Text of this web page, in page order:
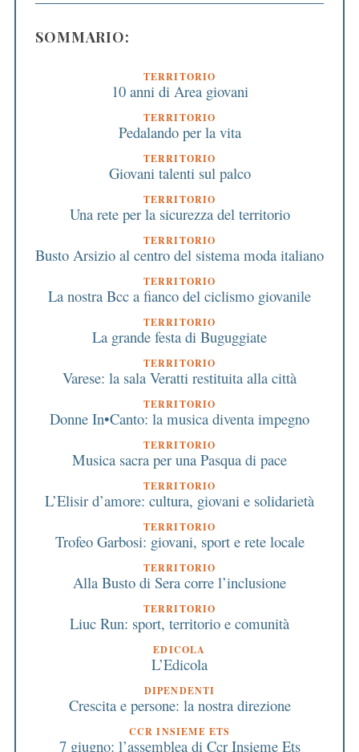
SOMMARIO:
TERRITORIO
10 anni di Area giovani
TERRITORIO
Pedalando per la vita
TERRITORIO
Giovani talenti sul palco
TERRITORIO
Una rete per la sicurezza del territorio
TERRITORIO
Busto Arsizio al centro del sistema moda italiano
TERRITORIO
La nostra Bcc a fianco del ciclismo giovanile
TERRITORIO
La grande festa di Buguggiate
TERRITORIO
Varese: la sala Veratti restituita alla città
TERRITORIO
Donne In•Canto: la musica diventa impegno
TERRITORIO
Musica sacra per una Pasqua di pace
TERRITORIO
L’Elisir d’amore: cultura, giovani e solidarietà
TERRITORIO
Trofeo Garbosi: giovani, sport e rete locale
TERRITORIO
Alla Busto di Sera corre l’inclusione
TERRITORIO
Liuc Run: sport, territorio e comunità
EDICOLA
L’Edicola
DIPENDENTI
Crescita e persone: la nostra direzione
CCR INSIEME ETS
7 giugno: l’assemblea di Ccr Insieme Ets